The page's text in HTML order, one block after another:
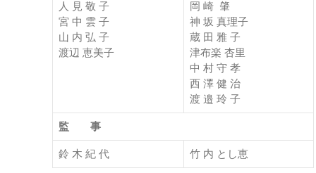
人 見 敬 子
宮 中 雲 子
山 内 弘 子
渡辺 恵美子
岡 崎 肇
神 坂 真理子
蔵 田 雅 子
津布楽 杏里
中 村 守 孝
西 澤 健 治
渡 邉 玲 子
監 事
鈴 木 紀 代 竹 内 とし恵